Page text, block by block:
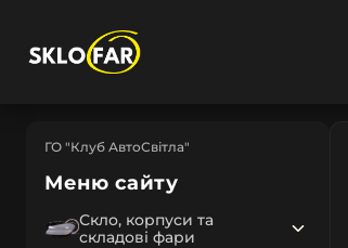
ГО "Клуб АвтоСвітла"
Меню сайту
Скло, корпуси та
складові фари